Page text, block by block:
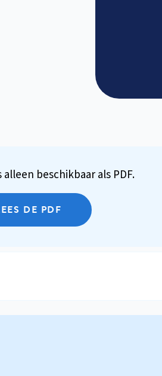
beschikbaar als PDF.
DE PDF